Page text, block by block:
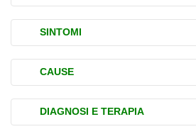
SINTOMI
L'herpes zoster di solito
lato del corpo. Il torace e
aree più colpite, ma
CAUSE
L'herpes zoster è causato
DIAGNOSI E TERAPIA